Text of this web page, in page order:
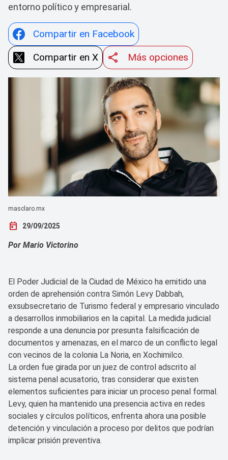
entorno político y empresarial.
Compartir en Facebook
Compartir en X
Más opciones
masclaro.mx
today 29/09/2025
Por Mario Victorino
El Poder Judicial de la Ciudad de México ha emitido una
orden de aprehensión contra Simón Levy Dabbah,
exsubsecretario de Turismo federal y empresario vinculado
a desarrollos inmobiliarios en la capital. La medida judicial
responde a una denuncia por presunta falsificación de
documentos y amenazas, en el marco de un conflicto legal
con vecinos de la colonia La Noria, en Xochimilco.
La orden fue girada por un juez de control adscrito al
sistema penal acusatorio, tras considerar que existen
elementos suficientes para iniciar un proceso penal formal.
Levy, quien ha mantenido una presencia activa en redes
sociales y círculos políticos, enfrenta ahora una posible
detención y vinculación a proceso por delitos que podrían
implicar prisión preventiva.